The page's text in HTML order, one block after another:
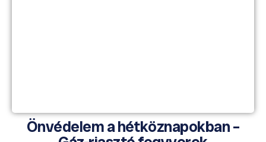
Önvédelem a hétköznapokban –